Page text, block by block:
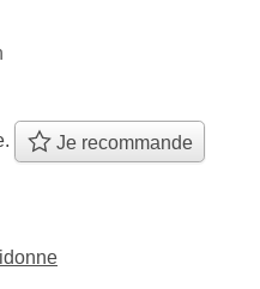
Je recommande